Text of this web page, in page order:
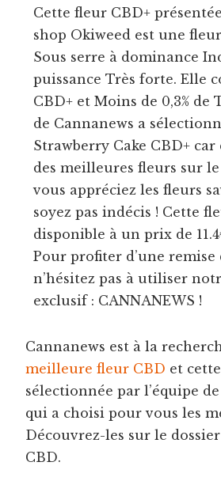
Cette fleur CBD+
shop Okiweed est une
Sous serre à dominance
puissance Très forte. Elle
CBD+ et Moins de 0,3% de
de Cannanews a
Strawberry Cake CBD+
des meilleures fleurs sur
vous appréciez les fleurs
soyez pas indécis ! Cette
disponible à un prix de
Pour profiter d’une remise
n’hésitez pas à utiliser
exclusif : CANNANEWS !
Cannanews est à la
meilleure fleur CBD et
sélectionnée par l’équipe
qui a choisi pour vous les
Découvrez-les sur le
CBD.